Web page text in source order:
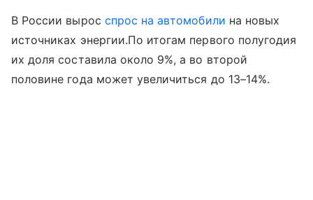
В России вырос спрос на автомобили на новых
источниках энергии.По итогам первого полугодия
их доля составила около 9%, а во второй
половине года может увеличиться до 13–14%.